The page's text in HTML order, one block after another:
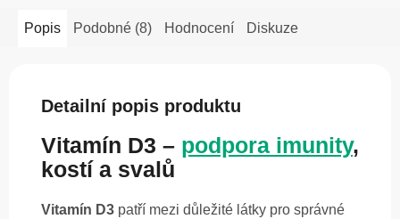
Popis Podobné (8) Hodnocení Diskuze
Detailní popis produktu
Vitamín D3 – podpora imunity,
kostí a svalů
Vitamín D3 patří mezi důležité látky pro správné